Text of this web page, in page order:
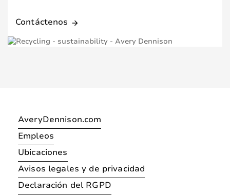
Contáctenos arrow_forward
AveryDennison.com
Empleos
Ubicaciones
Avisos legales y de privacidad
Declaración del RGPD